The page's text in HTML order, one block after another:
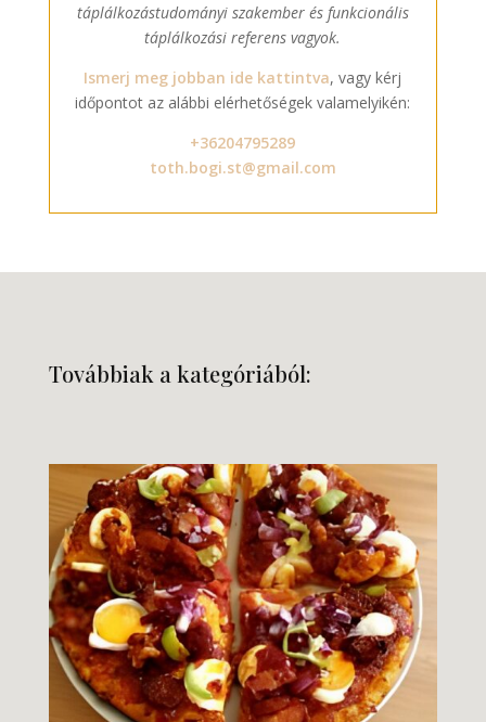
táplálkozástudományi szakember és funkcionális
táplálkozási referens vagyok.
Ismerj meg jobban ide kattintva, vagy kérj
időpontot az alábbi elérhetőségek valamelyikén:
+36204795289
toth.bogi.st@gmail.com
Továbbiak a kategóriából: